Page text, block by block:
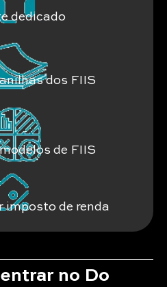
dedicado
dos FIIS
de FIIS
imposto de renda
no Do